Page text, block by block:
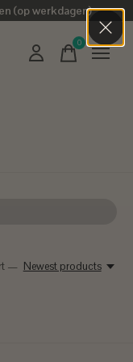
(op werkdagen)
0items
— Newest products